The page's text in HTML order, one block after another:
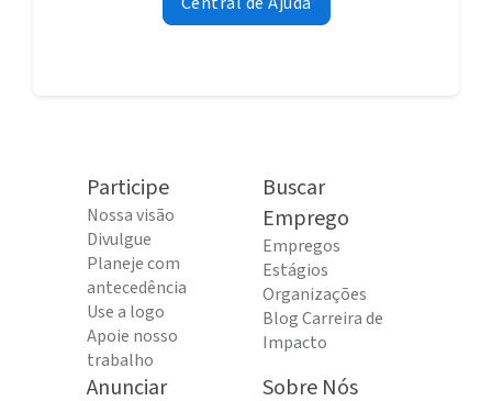
Participe
Nossa visão
Divulgue
Planeje com
antecedência
Use a logo
Apoie nosso
trabalho
Buscar
Emprego
Empregos
Estágios
Organizações
Blog Carreira de
Impacto
Anunciar Sobre Nós